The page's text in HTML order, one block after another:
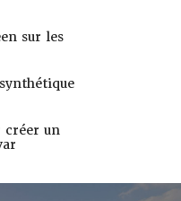
sur les
créer un